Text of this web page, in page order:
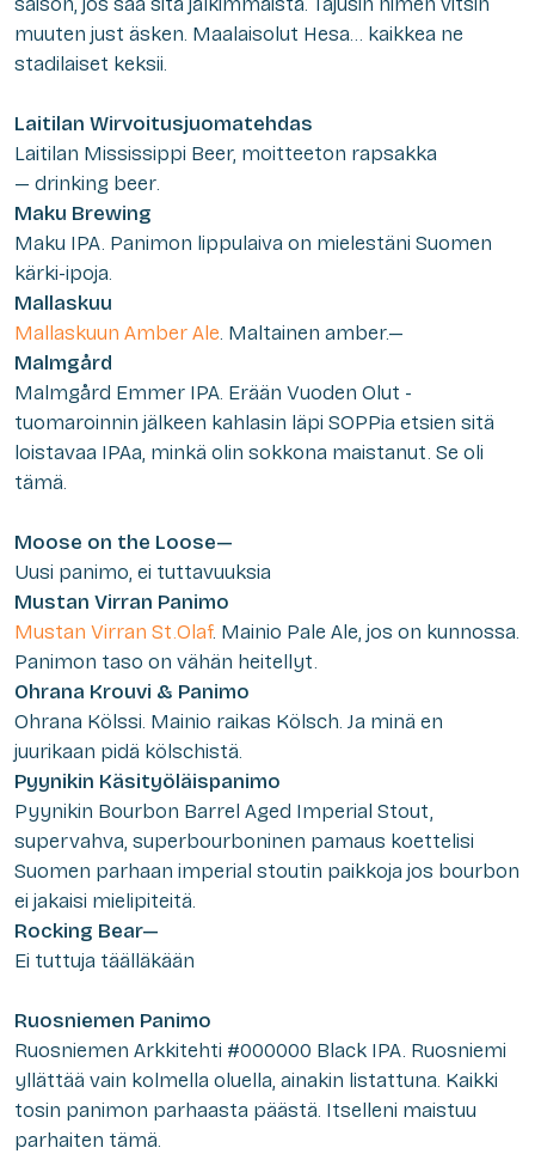
muuten just äsken. Maalaisolut Hesa… kaikkea ne
stadilaiset keksii.
Laitilan Wirvoitusjuomatehdas
Laitilan Mississippi Beer, moitteeton rapsakka
— drinking beer.
Maku Brewing
Maku IPA. Panimon lippulaiva on mielestäni Suomen
kärki-ipoja.
Mallaskuu
Mallaskuun Amber Ale. Maltainen amber.—
Malmgård
Malmgård Emmer IPA. Erään Vuoden Olut -
tuomaroinnin jälkeen kahlasin läpi SOPPia etsien sitä
loistavaa IPAa, minkä olin sokkona maistanut. Se oli
tämä.
Moose on the Loose—
Uusi panimo, ei tuttavuuksia
Mustan Virran Panimo
Mustan Virran St.Olaf. Mainio Pale Ale, jos on kunnossa.
Panimon taso on vähän heitellyt.
Ohrana Krouvi & Panimo
Ohrana Kölssi. Mainio raikas Kölsch. Ja minä en
juurikaan pidä kölschistä.
Pyynikin Käsityöläispanimo
Pyynikin Bourbon Barrel Aged Imperial Stout,
supervahva, superbourboninen pamaus koettelisi
Suomen parhaan imperial stoutin paikkoja jos bourbon
ei jakaisi mielipiteitä.
Rocking Bear—
Ei tuttuja täälläkään
Ruosniemen Panimo
Ruosniemen Arkkitehti #000000 Black IPA. Ruosniemi
yllättää vain kolmella oluella, ainakin listattuna. Kaikki
tosin panimon parhaasta päästä. Itselleni maistuu
parhaiten tämä.